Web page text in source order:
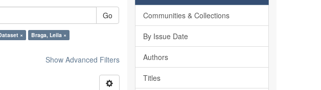
Go
×
Braga, Leila ×
Show Advanced Filters
Communities & Collections
By Issue Date
Authors
Titles